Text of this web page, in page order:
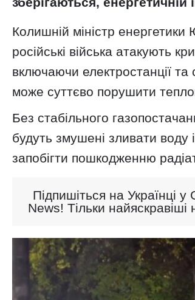
Колишній міністр
російські війська атакують
включаючи електростанції
може суттєво порушити
Без стабільного
будуть змушені зливати
запобігти пошкодженню
Підпишіться на Українці у
News! Тільки найяскравіші